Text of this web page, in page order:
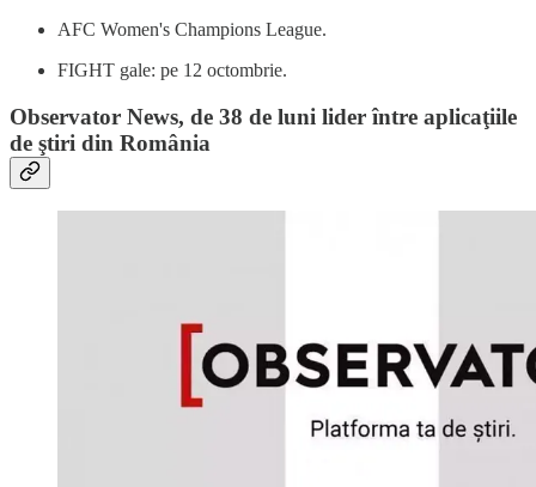
AFC Women's Champions League.
FIGHT gale: pe 12 octombrie.
Observator News, de 38 de luni lider între aplicaţiile
de ştiri din România